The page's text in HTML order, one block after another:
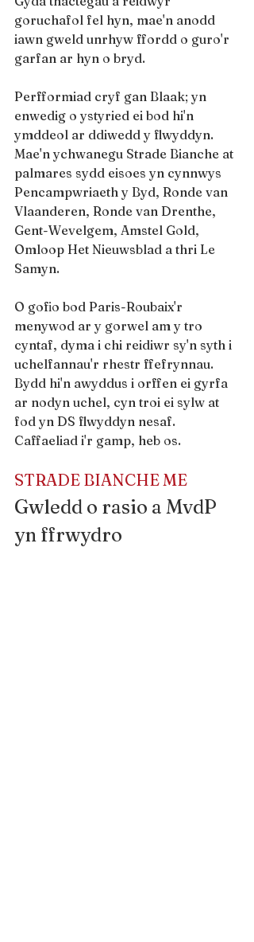
goruchafol fel hyn, mae'n anodd
iawn gweld unrhyw ffordd o guro'r
garfan ar hyn o bryd.
Perfformiad cryf gan Blaak; yn
enwedig o ystyried ei bod hi'n
ymddeol ar ddiwedd y flwyddyn.
Mae'n ychwanegu Strade Bianche at
palmares sydd eisoes yn cynnwys
Pencampwriaeth y Byd, Ronde van
Vlaanderen, Ronde van Drenthe,
Gent-Wevelgem, Amstel Gold,
Omloop Het Nieuwsblad a thri Le
Samyn.
O gofio bod Paris-Roubaix'r
menywod ar y gorwel am y tro
cyntaf, dyma i chi reidiwr sy'n syth i
uchelfannau'r rhestr ffefrynnau.
Bydd hi'n awyddus i orffen ei gyrfa
ar nodyn uchel, cyn troi ei sylw at
fod yn DS flwyddyn nesaf.
Caffaeliad i'r gamp, heb os.
STRADE BIANCHE ME
Gwledd o rasio a MvdP
yn ffrwydro